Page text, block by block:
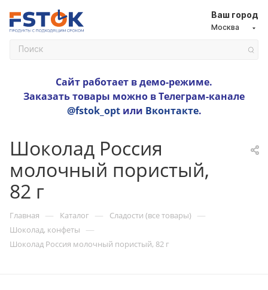
Ваш город
Москва
Сайт работает в демо-режиме.
Заказать товары можно в Телеграм-канале
@fstok_optили Вконтакте.
Шоколад Россия
молочный пористый,
82 г
Главная — Каталог — Сладости (все товары) —
Шоколад, конфеты —
Шоколад Россия молочный пористый, 82 г